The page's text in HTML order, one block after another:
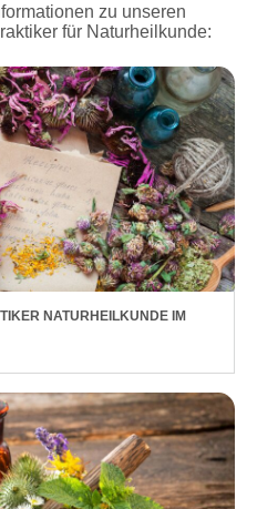
zu unseren
für Naturheilkunde:
NATURHEILKUNDE IM